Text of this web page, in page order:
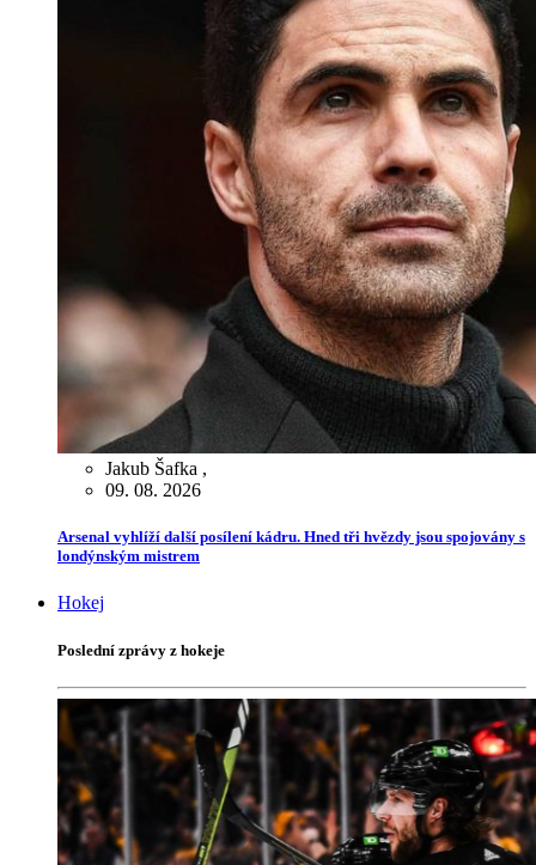
Jakub Šafka ,
09. 08. 2026
Arsenal vyhlíží další posílení kádru. Hned tři hvězdy jsou spojovány s
londýnským mistrem
Hokej
Poslední zprávy z hokeje